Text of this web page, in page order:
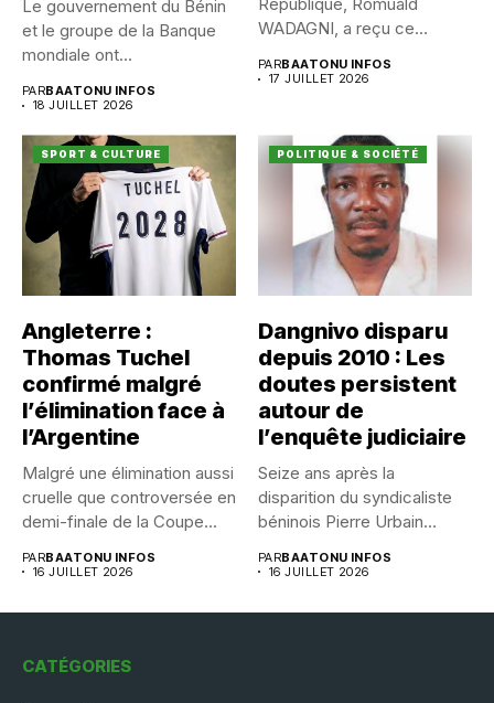
Le gouvernement du Bénin
et le groupe de la Banque
mondiale ont...
PARBAATONU INFOS
18 JUILLET 2026
République, Romuald
WADAGNI, a reçu ce
PARBAATONU INFOS
17 JUILLET 2026
SPORT & CULTURE
Angleterre :
Thomas Tuchel
confirmé malgré
l’élimination face à
l’Argentine
Malgré une élimination aussi
cruelle que controversée en
demi-finale de la Coupe...
PARBAATONU INFOS
16 JUILLET 2026
POLITIQUE & SOCIÉTÉ
Dangnivo disparu
depuis 2010 : Les
doutes persistent
autour de
l’enquête judiciaire
Seize ans après la
disparition du syndicaliste
béninois Pierre Urbain
PARBAATONU INFOS
16 JUILLET 2026
CATÉGORIES